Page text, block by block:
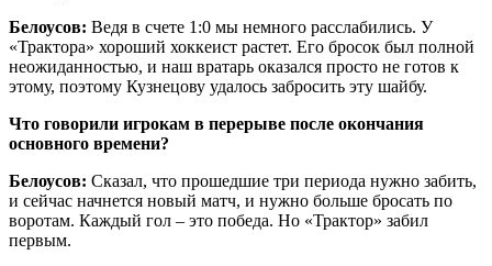
Белоусов: Ведя в счете 1:0 мы немного расслабились. У
«Трактора» хороший хоккеист растет. Его бросок был полной
неожиданностью, и наш вратарь оказался просто не готов к
этому, поэтому Кузнецову удалось забросить эту шайбу.
Что говорили игрокам в перерыве после окончания
основного времени?
Белоусов: Сказал, что прошедшие три периода нужно забить,
и сейчас начнется новый матч, и нужно больше бросать по
воротам. Каждый гол – это победа. Но «Трактор» забил
первым.